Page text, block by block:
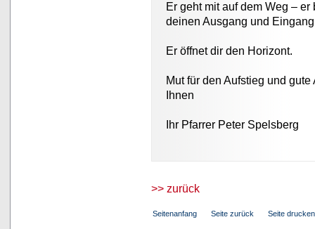
Er geht mit auf dem Weg –
deinen Ausgang und
Er öffnet dir den Horizont.
Mut für den Aufstieg und
Ihnen
Ihr Pfarrer Peter Spelsberg
>> zurück
Seitenanfang Seite zurück Seite drucken